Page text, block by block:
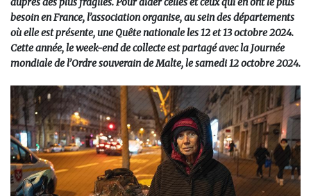
besoin en France, l’association organise, au sein des départements
où elle est présente, une Quête nationale les 12 et 13 octobre 2024.
Cette année, le week-end de collecte est partagé avec la Journée
mondiale de l’Ordre souverain de Malte, le samedi 12 octobre 2024.